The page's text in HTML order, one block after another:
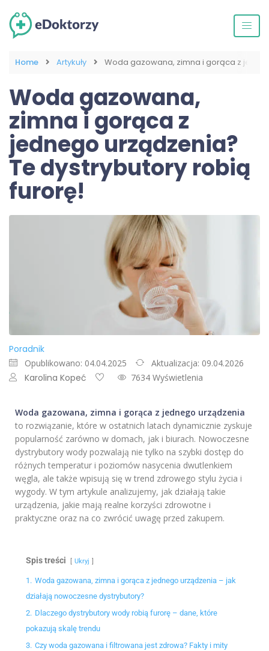
Home Artykuły Woda gazowana, zimna i gorąca z
Woda gazowana,
zimna i gorąca z
jednego urządzenia?
Te dystrybutory robią
furorę!
Poradnik
Opublikowano: 04.04.2025 Aktualizacja: 09.04.2026
Karolina Kopeć 7634 Wyświetlenia
Woda gazowana, zimna i gorąca z jednego urządzenia
to rozwiązanie, które w ostatnich latach dynamicznie zyskuje
popularność zarówno w domach, jak i biurach. Nowoczesne
dystrybutory wody pozwalają nie tylko na szybki dostęp do
różnych temperatur i poziomów nasycenia dwutlenkiem
węgla, ale także wpisują się w trend zdrowego stylu życia i
wygody. W tym artykule analizujemy, jak działają takie
urządzenia, jakie mają realne korzyści zdrowotne i
praktyczne oraz na co zwrócić uwagę przed zakupem.
Spis treści Ukryj
1. Woda gazowana, zimna i gorąca z jednego urządzenia – jak
działają nowoczesne dystrybutory?
2. Dlaczego dystrybutory wody robią furorę – dane, które
pokazują skalę trendu
3. Czy woda gazowana i filtrowana jest zdrowa? Fakty i mity